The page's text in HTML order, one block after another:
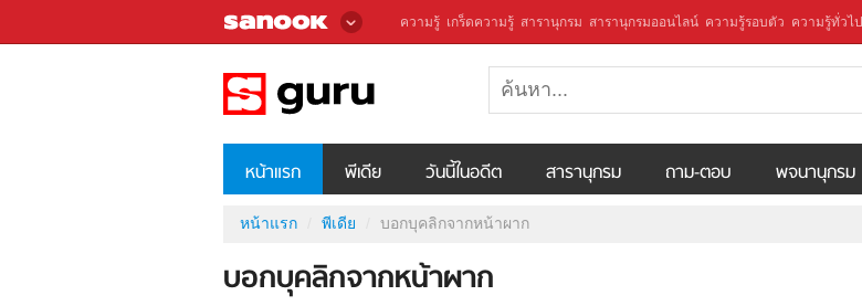
ความรู้ เกร็ดความรู้ สารานุกรม สารานุกรมออนไลน์ ความรู้รอบตัว ความรู้ทั่วไป
หน้าแรก พีเดีย วันนี้ในอดีต สารานุกรม ถาม-ตอบ พจนานุกรม
หน้าแรก พีเดีย บอกบุคลิกจากหน้าผาก
บอกบุคลิกจากหน้าผาก